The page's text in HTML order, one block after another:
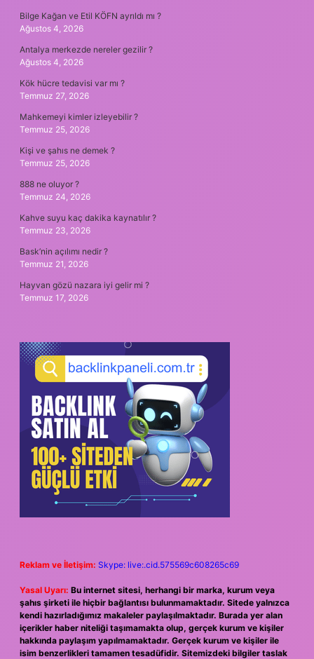
Bilge Kağan ve Etil KÖFN ayrıldı mı ?
Ağustos 4, 2026
Antalya merkezde nereler gezilir ?
Ağustos 4, 2026
Kök hücre tedavisi var mı ?
Temmuz 27, 2026
Mahkemeyi kimler izleyebilir ?
Temmuz 25, 2026
Kişi ve şahıs ne demek ?
Temmuz 25, 2026
888 ne oluyor ?
Temmuz 24, 2026
Kahve suyu kaç dakika kaynatılır ?
Temmuz 23, 2026
Bask’nin açılımı nedir ?
Temmuz 21, 2026
Hayvan gözü nazara iyi gelir mi ?
Temmuz 17, 2026
Reklam ve İletişim: Skype: live:.cid.575569c608265c69
Yasal Uyarı: Bu internet sitesi, herhangi bir marka, kurum veya
şahıs şirketi ile hiçbir bağlantısı bulunmamaktadır. Sitede yalnızca
kendi hazırladığımız makaleler paylaşılmaktadır. Burada yer alan
içerikler haber niteliği taşımamakta olup, gerçek kurum ve kişiler
hakkında paylaşım yapılmamaktadır. Gerçek kurum ve kişiler ile
isim benzerlikleri tamamen tesadüfidir. Sitemizdeki bilgiler taslak